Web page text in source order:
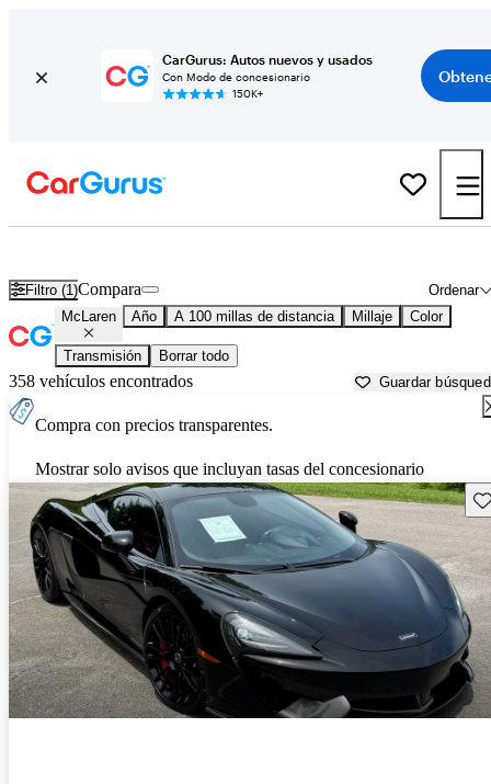
CarGurus: Autos nuevos y usados
Con Modo de concesionario
150K+
Filtro (1) Ordenar
Compara
McLaren Año A 100 millas de distancia Millaje Color
Transmisión Borrar todo
358 vehículos encontrados Guardar
Compra con precios transparentes.
Mostrar solo avisos que incluyan tasas del concesionario